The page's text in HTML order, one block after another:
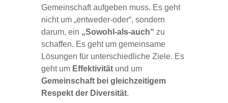
Gemeinschaft aufgeben muss. Es geht
nicht um „entweder-oder“, sondern
darum, ein „Sowohl-als-auch“ zu
schaffen. Es geht um gemeinsame
Lösungen für unterschiedliche Ziele. Es
geht um Effektivitätund um
Gemeinschaft bei gleichzeitigem
Respekt der Diversität.